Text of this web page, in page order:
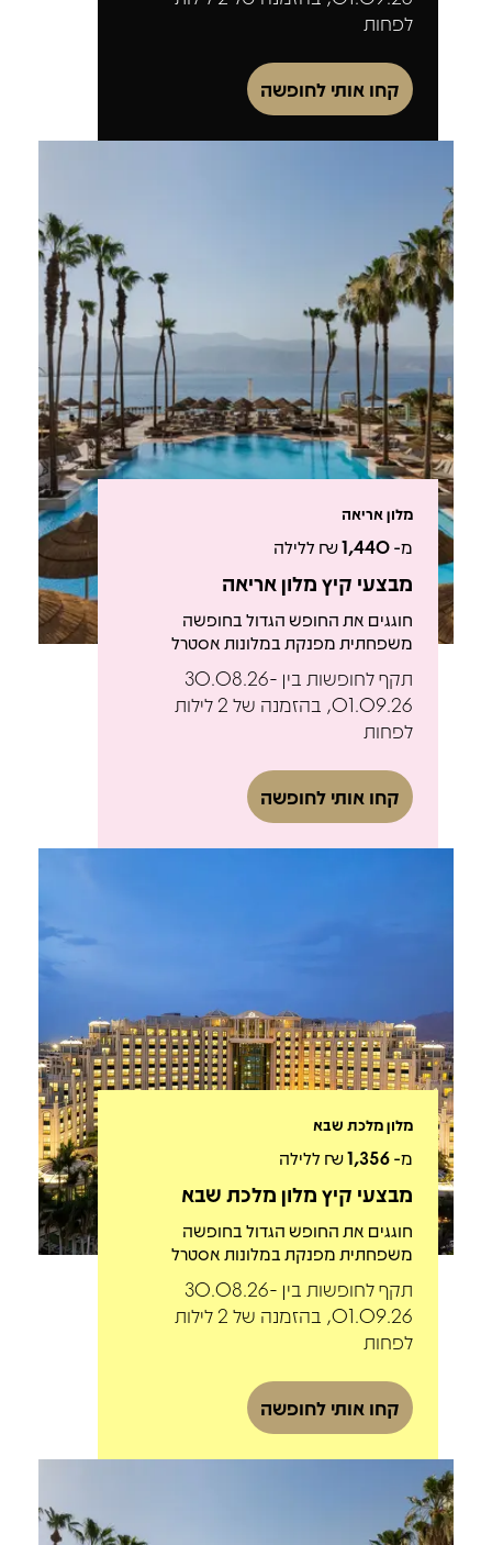
לפחות
קחו אותי לחופשה
מלון אריאה
מ-1,440₪ ללילה
מבצעי קיץ מלון אריאה
חוגגים את החופש הגדול בחופשה
משפחתית מפנקת במלונות אסטרל
תקף לחופשות בין 30.08.26-
01.09.26, בהזמנה של 2 לילות
לפחות
קחו אותי לחופשה
מלון מלכת שבא
מ-1,356₪ ללילה
מבצעי קיץ מלון מלכת שבא
חוגגים את החופש הגדול בחופשה
משפחתית מפנקת במלונות אסטרל
תקף לחופשות בין 30.08.26-
01.09.26, בהזמנה של 2 לילות
לפחות
קחו אותי לחופשה